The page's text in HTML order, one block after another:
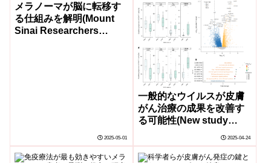
メラノーマが脳に転移す
る仕組みを解明(Mount
Sinai Researchers
2025-05-01
一般的なウイルスが皮膚
がん治療の成果を改善す
る可能性(New study
finds common virus may
improve skin cancer
treatment outcomes)
2025-04-24